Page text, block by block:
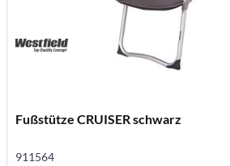
Fußstütze CRUISER schwarz
911564